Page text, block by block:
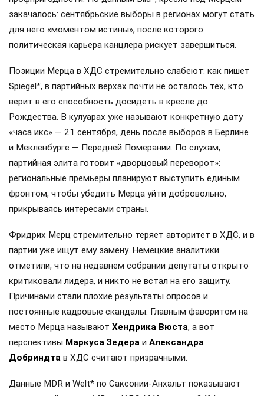
закачалось: сентябрьские выборы в регионах могут стать
для него «моментом истины», после которого
политическая карьера канцлера рискует завершиться.
Позиции Мерца в ХДС стремительно слабеют: как пишет
Spiegel*, в партийных верхах почти не осталось тех, кто
верит в его способность досидеть в кресле до
Рождества. В кулуарах уже называют конкретную дату
«часа икс» — 21 сентября, день после выборов в Берлине
и Мекленбурге — Передней Померании. По слухам,
партийная элита готовит «дворцовый переворот»:
региональные премьеры планируют выступить единым
фронтом, чтобы убедить Мерца уйти добровольно,
прикрываясь интересами страны.
Фридрих Мерц стремительно теряет авторитет в ХДС, и в
партии уже ищут ему замену. Немецкие аналитики
отметили, что на недавнем собрании депутаты открыто
критиковали лидера, и никто не встал на его защиту.
Причинами стали плохие результаты опросов и
постоянные кадровые скандалы. Главным фаворитом на
место Мерца называют Хендрика Вюста, а вот
перспективы Маркуса Зедера и Александра
Добриндта в ХДС считают призрачными.
Данные MDR и Welt* по Саксонии-Анхальт показывают